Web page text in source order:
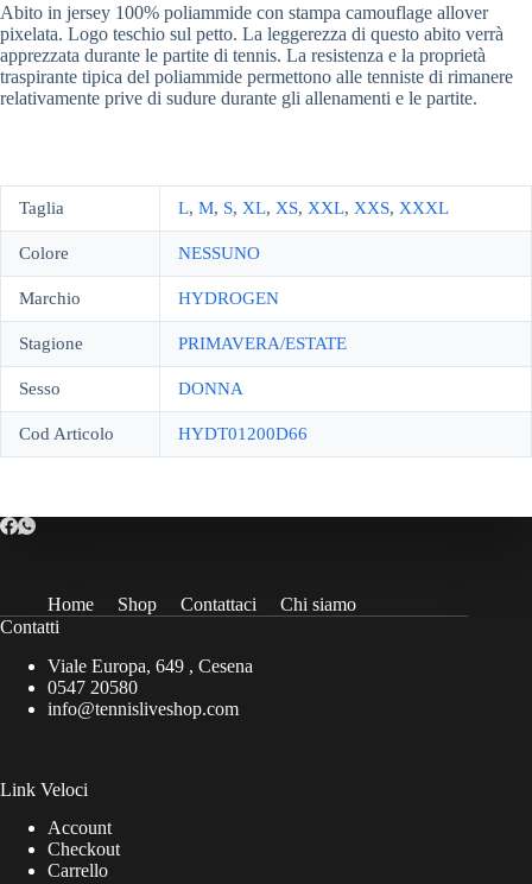
Abito in jersey 100% poliammide con stampa camouflage allover
pixelata. Logo teschio sul petto. La leggerezza di questo abito verrà
apprezzata durante le partite di tennis. La resistenza e la proprietà
traspirante tipica del poliammide permettono alle tenniste di rimanere
relativamente prive di sudure durante gli allenamenti e le partite.
Taglia L, M, S, XL, XS, XXL, XXS, XXXL
Colore NESSUNO
Marchio HYDROGEN
Stagione PRIMAVERA/ESTATE
Sesso DONNA
Cod Articolo HYDT01200D66
Home Shop Contattaci
Chi siamo
Contatti
Viale Europa, 649 , Cesena
0547 20580
info@tennisliveshop.com
Link Veloci
Account
Checkout
Carrello